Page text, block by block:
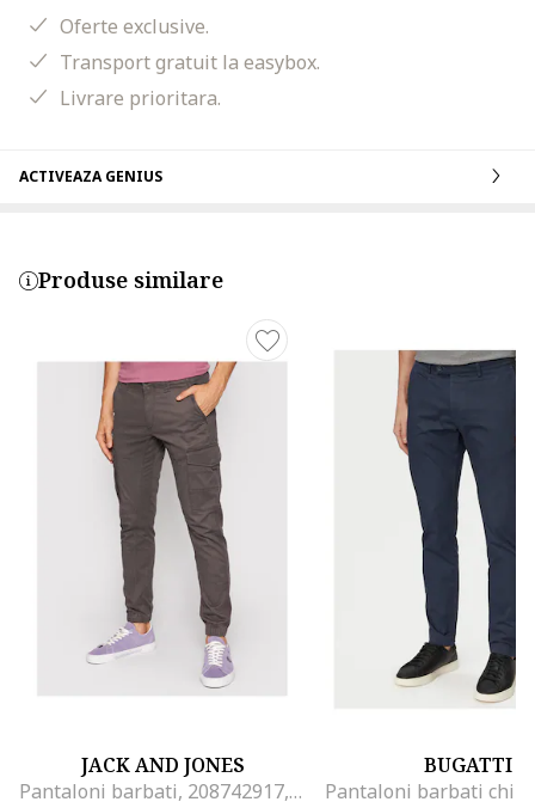
Oferte exclusive.
Transport gratuit la easybox.
Livrare prioritara.
ACTIVEAZA GENIUS
Produse similare
JACK AND JONES
Pantaloni barbati, 208742917, Bumbac organic, W28-L32 US, Gri
BUGATTI